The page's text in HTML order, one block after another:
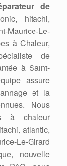
de
hitachi,
Maurice-Le-
à Chaleur,
de
à Saint-
assure
et la
Nous
à chaleur
atlantic,
Le-Girard
nouvelle